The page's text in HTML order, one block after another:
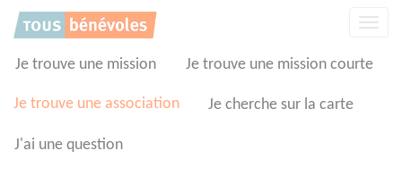
Je trouve une mission Je trouve une mission courte
Je trouve une association Je cherche sur la carte
J'ai une question
Panneau de gestion des cookies